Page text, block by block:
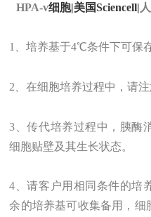
HPA-v细胞|美国Sciencell|
1、培养基于4℃条件下可保
2、在细胞培养过程中，请注
3、传代培养过程中，胰酶
细胞贴壁及其生长状态。
4、请客户用相同条件的培
余的培养基可收集备用，细